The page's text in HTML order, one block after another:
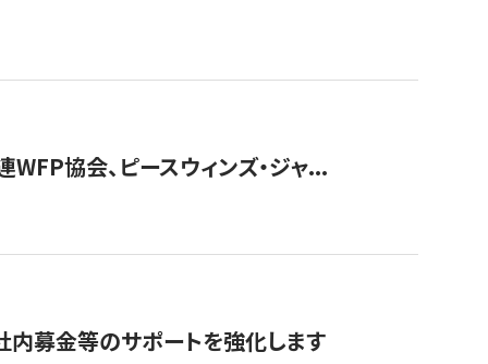
協会、ピースウィンズ・ジャ...
内募金等のサポートを強化します